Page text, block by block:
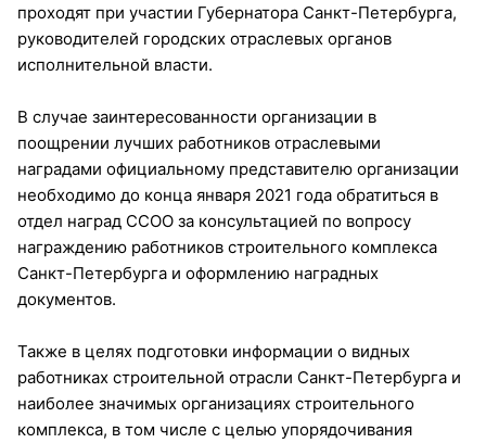
проходят при участии Губернатора Санкт-Петербурга,
руководителей городских отраслевых органов
исполнительной власти.
В случае заинтересованности организации в
поощрении лучших работников отраслевыми
наградами официальному представителю организации
необходимо до конца января 2021 года обратиться в
отдел наград ССОО за консультацией по вопросу
награждению работников строительного комплекса
Санкт-Петербурга и оформлению наградных
документов.
Также в целях подготовки информации о видных
работниках строительной отрасли Санкт-Петербурга и
наиболее значимых организациях строительного
комплекса, в том числе с целью упорядочивания